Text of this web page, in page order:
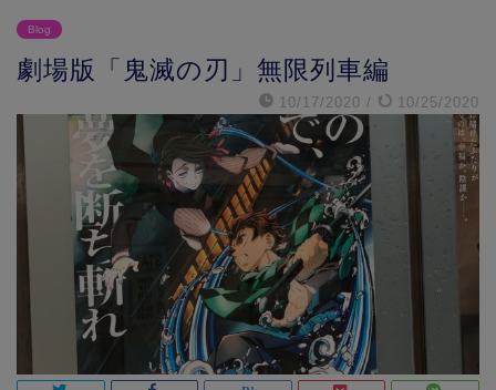
Blog
劇場版「鬼滅の刃」無限列車編
10/17/2020 / 10/25/2020